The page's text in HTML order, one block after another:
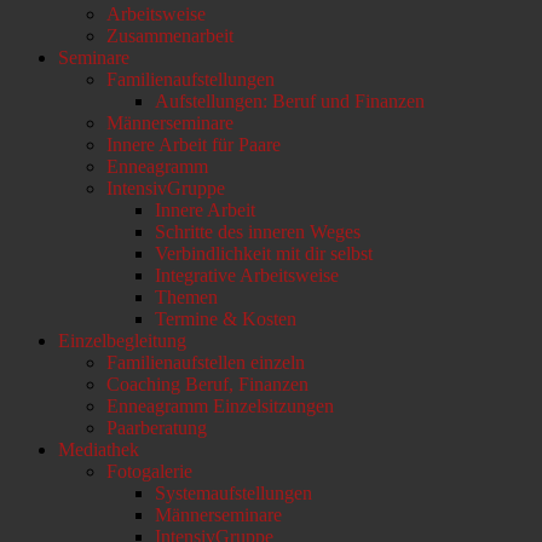
Arbeitsweise
Zusammenarbeit
Seminare
Familienaufstellungen
Aufstellungen: Beruf und Finanzen
Männerseminare
Innere Arbeit für Paare
Enneagramm
IntensivGruppe
Innere Arbeit
Schritte des inneren Weges
Verbindlichkeit mit dir selbst
Integrative Arbeitsweise
Themen
Termine & Kosten
Einzelbegleitung
Familienaufstellen einzeln
Coaching Beruf, Finanzen
Enneagramm Einzelsitzungen
Paarberatung
Mediathek
Fotogalerie
Systemaufstellungen
Männerseminare
IntensivGruppe